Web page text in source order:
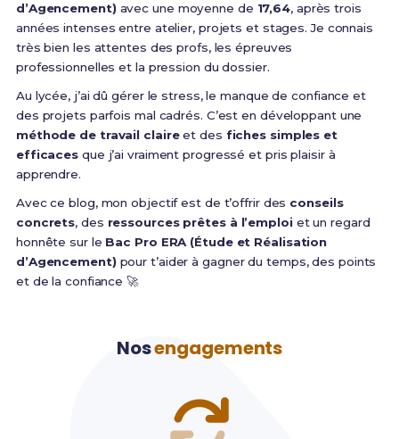
d’Agencement) avec une moyenne de 17,64, après trois
années intenses entre atelier, projets et stages. Je connais
très bien les attentes des profs, les épreuves
professionnelles et la pression du dossier.
Au lycée, j’ai dû gérer le stress, le manque de confiance et
des projets parfois mal cadrés. C’est en développant une
méthode de travail claireet des fiches simples et
efficaces que j’ai vraiment progressé et pris plaisir à
apprendre.
Avec ce blog, mon objectif est de t’offrir des conseils
concrets, des ressources prêtes à l’emploiet un regard
honnête sur le Bac Pro ERA (Étude et Réalisation
d’Agencement) pour t’aider à gagner du temps, des points
et de la confiance 🚀
Nosengagements